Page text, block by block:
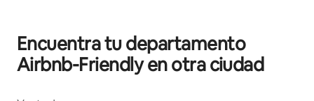
Encuentra tu departamento
Airbnb-Friendly en otra ciudad